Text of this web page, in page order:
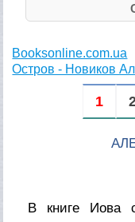
Booksonline.com.ua
Остров - Новиков
1
В книге Иова